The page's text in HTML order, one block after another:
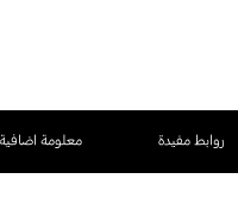
روابط مفيدة معلومة اضافية